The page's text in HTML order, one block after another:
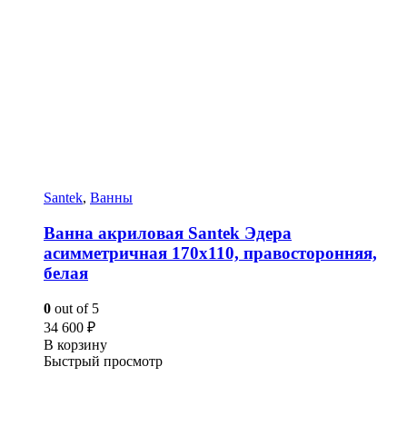
Santek, Ванны
Ванна акриловая Santek Эдера
асимметричная 170х110, правосторонняя,
белая
0 out of 5
34 600 ₽
В корзину
Быстрый просмотр